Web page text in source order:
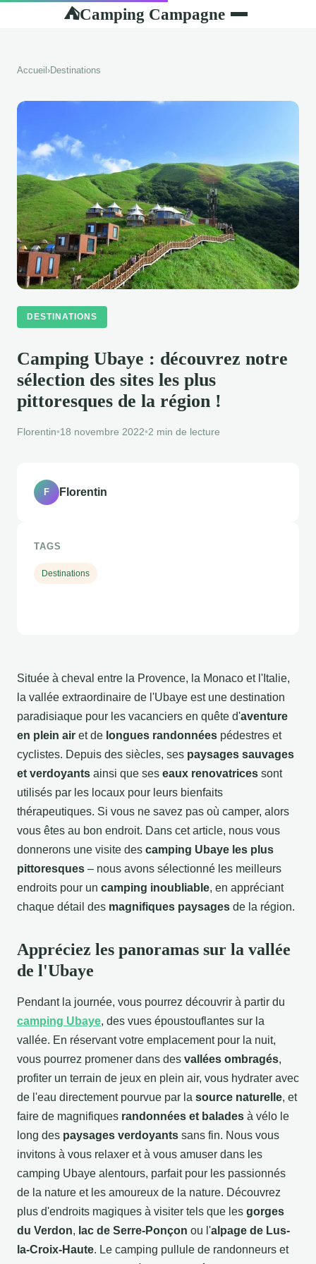
⛺Camping Campagne
Accueil ›Destinations
DESTINATIONS
Camping Ubaye : découvrez notre
sélection des sites les plus
pittoresques de la région !
Florentin•18 novembre 2022•2 min de lecture
Située à cheval entre la Provence, la Monaco et l'Italie,
la vallée extraordinaire de l'Ubaye est une destination
paradisiaque pour les vacanciers en quête d'aventure
en plein air et de longues randonnées pédestres et
cyclistes. Depuis des siècles, ses paysages sauvages
et verdoyants ainsi que ses eaux renovatrices sont
utilisés par les locaux pour leurs bienfaits
thérapeutiques. Si vous ne savez pas où camper, alors
vous êtes au bon endroit. Dans cet article, nous vous
donnerons une visite des camping Ubaye les plus
pittoresques – nous avons sélectionné les meilleurs
endroits pour un camping inoubliable, en appréciant
chaque détail des magnifiques paysages de la région.
Appréciez les panoramas sur la vallée
de l'Ubaye
Pendant la journée, vous pourrez découvrir à partir du
camping Ubaye, des vues époustouflantes sur la
vallée. En réservant votre emplacement pour la nuit,
vous pourrez promener dans des vallées ombragés,
profiter un terrain de jeux en plein air, vous hydrater avec
de l'eau directement pourvue par la source naturelle, et
faire de magnifiques randonnées et balades à vélo le
long des paysages verdoyants sans fin. Nous vous
invitons à vous relaxer et à vous amuser dans les
camping Ubaye alentours, parfait pour les passionnés
de la nature et les amoureux de la nature. Découvrez
plus d'endroits magiques à visiter tels que les gorges
du Verdon, lac de Serre-Ponçon ou l'alpage de Lus-
la-Croix-Haute. Le camping pullule de randonneurs et
F Florentin
TAGS
Destinations